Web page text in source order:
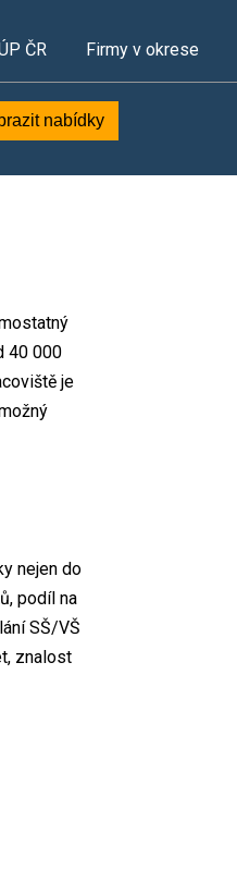
ČR Firmy v okrese
nabídky
40 000
je
nejen do
podíl na
SŠ/VŠ
znalost